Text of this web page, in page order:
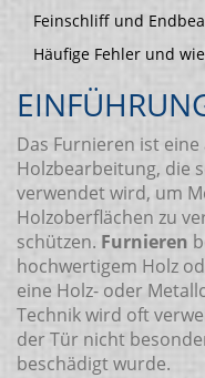
Feinschliff und
Häufige Fehler und
Das Furnieren ist
Holzbearbeitung, die
verwendet wird, um
Holzoberflächen zu
schützen. Furnieren
hochwertigem Holz
eine Holz- oder
Technik wird oft
der Tür nicht
beschädigt wurde.